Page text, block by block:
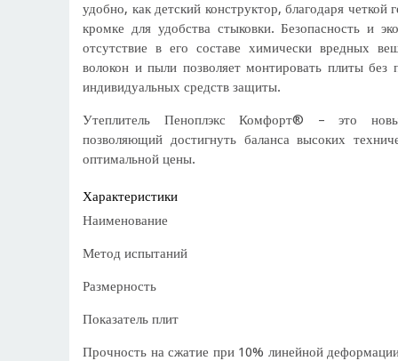
удобно, как детский конструктор, благодаря четкой
кромке для удобства стыковки. Безопасность и
отсутствие в его составе химически вредных
волокон и пыли позволяет монтировать плиты без
индивидуальных средств защиты.
Утеплитель Пеноплэкс Комфорт® – это
позволяющий достигнуть баланса высоких
оптимальной цены.
Характеристики
Наименование
Метод испытаний
Размерность
Показатель плит
Прочность на сжатие при 10% линейной